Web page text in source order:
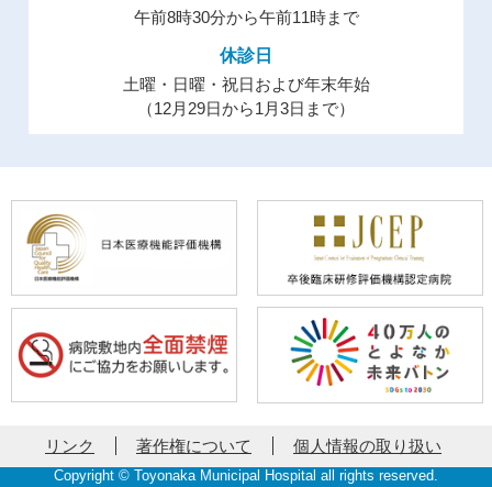
午前8時30分から午前11時まで
休診日
土曜・日曜・祝日および年末年始
（12月29日から1月3日まで）
リンク 著作権について 個人情報の取り扱い
Copyright © Toyonaka Municipal Hospital all rights reserved.